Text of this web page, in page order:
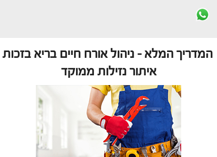
המדריך המלא – ניהול אורח חיים בריא בזכות
איתור נזילות ממוקד